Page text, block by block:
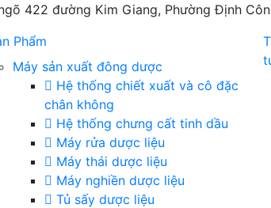
422 đường Kim Giang, Phường Định
Phẩm
Máy sản xuất đông dược
Hệ thống chiết xuất và cô đặc
chân không
Hệ thống chưng cất tinh dầu
Máy rửa dược liệu
Máy thái dược liệu
Máy nghiền dược liệu
Tủ sấy dược liệu